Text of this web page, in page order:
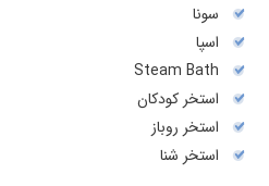
سونا
اسپا
Steam Bath
استخر کودکان
استخر روباز
استخر شنا